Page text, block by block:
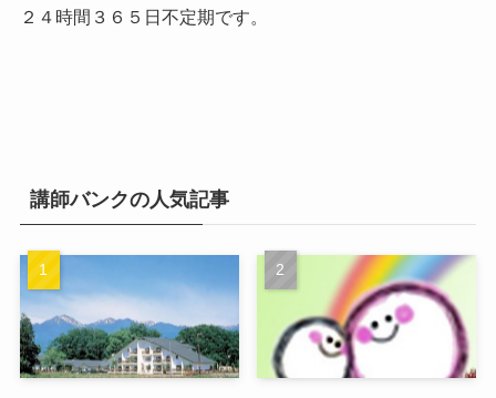
２４時間３６５日不定期です。
講師バンクの人気記事